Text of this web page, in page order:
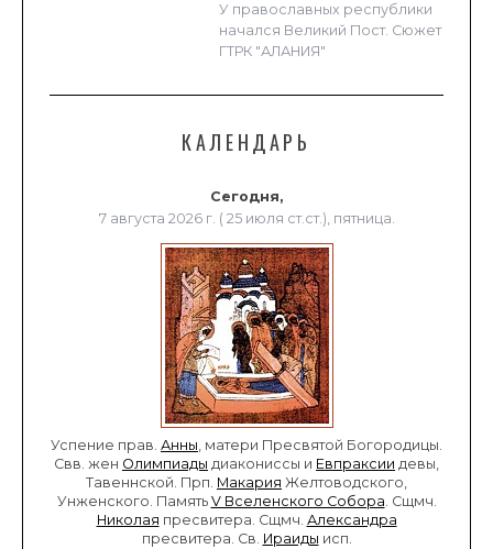
У православных республики
начался Великий Пост. Сюжет
ГТРК "АЛАНИЯ"
КАЛЕНДАРЬ
Сегодня,
7 августа 2026 г. ( 25 июля ст.ст.), пятница.
Успение прав. Анны, матери Пресвятой Богородицы.
Свв. жен Олимпиады диакониссы и Евпраксии девы,
Тавеннской. Прп. Макария Желтоводского,
Унженского. Память V Вселенского Собора. Сщмч.
Николая пресвитера. Сщмч. Александра
пресвитера. Св. Ираиды исп.